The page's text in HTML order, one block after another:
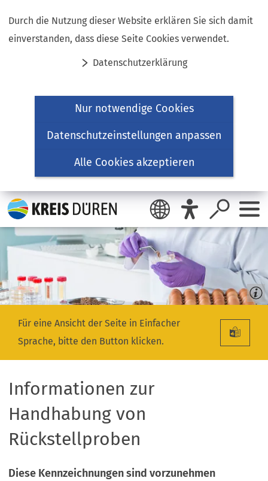
Durch die Nutzung dieser Website erklären Sie sich damit
einverstanden, dass diese Seite Cookies verwendet.
Datenschutzerklärung
Nur notwendige Cookies
Datenschutzeinstellungen anpassen
Alle Cookies akzeptieren
Inhalt anspringen
Für eine Ansicht der Seite in Einfacher
Sprache, bitte den Button klicken.
Informationen zur
Handhabung von
Rückstellproben
Diese Kennzeichnungen sind vorzunehmen